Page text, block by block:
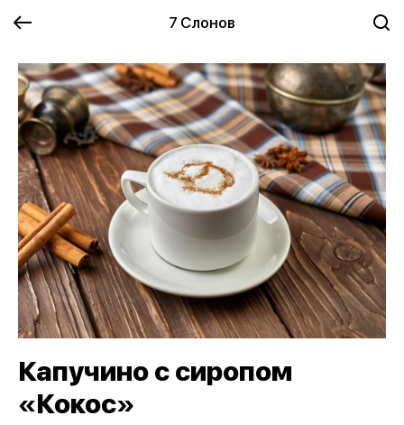
7 Слонов
Капучино с сиропом
«Кокос»